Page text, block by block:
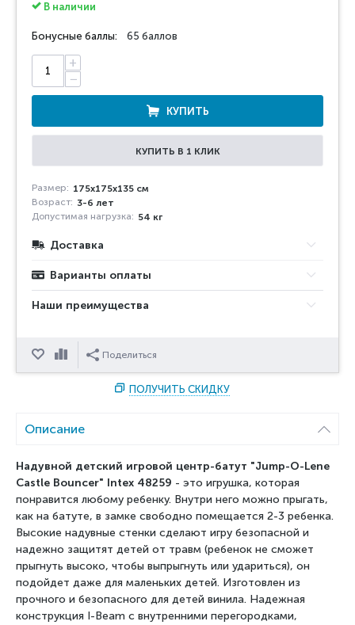
В наличии
Бонусные баллы: 65 баллов
+
−
КУПИТЬ
КУПИТЬ В 1 КЛИК
Размер: 175x175x135 см
Возраст: 3-6 лет
Допустимая нагрузка: 54 кг
Доставка
Варианты оплаты
Наши преимущества
ОтложитьСравнитьПоделиться
ПОЛУЧИТЬ СКИДКУ
Описание
Надувной детский игровой центр-батут "Jump-O-Lene
Castle Bouncer" Intex 48259 - это игрушка, которая
понравится любому ребенку. Внутри него можно прыгать,
как на батуте, в замке свободно помещается 2-3 ребенка.
Высокие надувные стенки сделают игру безопасной и
надежно защитят детей от травм (ребенок не сможет
прыгнуть высоко, чтобы выпрыгнуть или удариться), он
подойдет даже для маленьких детей. Изготовлен из
прочного и безопасного для детей винила. Надежная
конструкция I-Beam с внутренними перегородками,